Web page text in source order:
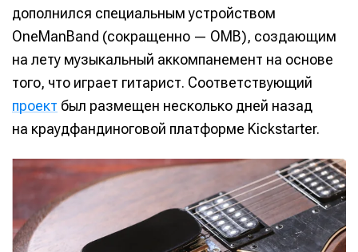
дополнился специальным устройством
OneManBand (сокращенно — OMB), создающим
на лету музыкальный аккомпанемент на основе
того, что играет гитарист. Соответствующий
проект был размещен несколько дней назад
на краудфандиноговой платформе Kickstarter.